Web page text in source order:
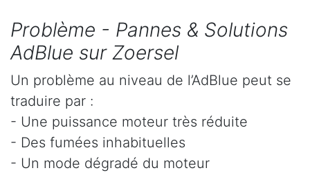
Problème - Pannes & Solutions
AdBlue sur Zoersel
Un problème au niveau de l’AdBlue peut se
traduire par :
- Une puissance moteur très réduite
- Des fumées inhabituelles
- Un mode dégradé du moteur